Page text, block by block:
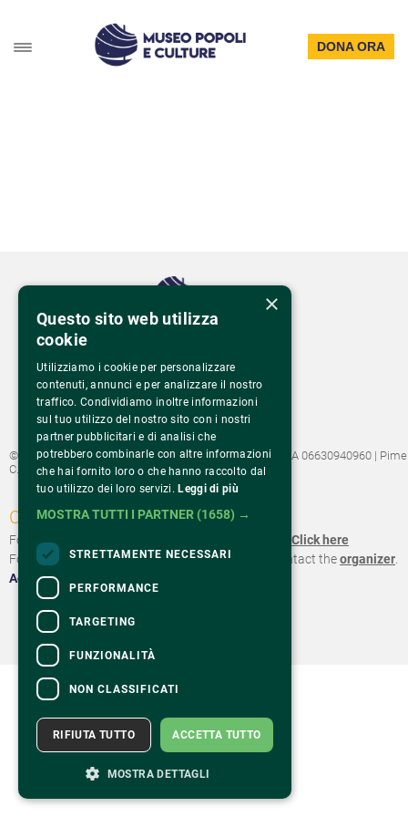
DONA ORA
20149 Milano – Italia
Tel.02 43 822 379
©2022 Fondazione Pime Onlus C.F. 97486040153 e P.IVA 06630940960 | Pime
C.F. 00889190153
CONTACTS
For information and support in purchasing tickets Click here
For information on the program and the event, contact theorganizer
Accessibility statement
×
Questo sito web utilizza
cookie
Utilizziamo i cookie per personalizzare
contenuti, annunci e per analizzare il nostro
traffico. Condividiamo inoltre informazioni
sul tuo utilizzo del nostro sito con i nostri
partner pubblicitari e di analisi che
potrebbero combinarle con altre informazioni
che hai fornito loro o che hanno raccolto dal
tuo utilizzo dei loro servizi. Leggi di più
MOSTRA TUTTI I PARTNER (1658) →
STRETTAMENTE NECESSARI
PERFORMANCE
TARGETING
FUNZIONALITÀ
NON CLASSIFICATI
ACCETTA TUTTO
RIFIUTA TUTTO
MOSTRA DETTAGLI